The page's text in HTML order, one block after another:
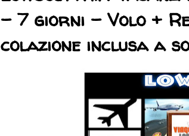
- 7 giorni - Volo +
colazione inclusa a